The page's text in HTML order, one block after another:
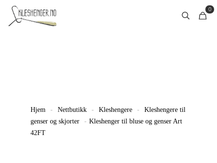
0
Hjem - Nettbutikk - Kleshengere -
Kleshengere til
genser og skjorter
- Kleshenger til bluse og genser Art
42FT